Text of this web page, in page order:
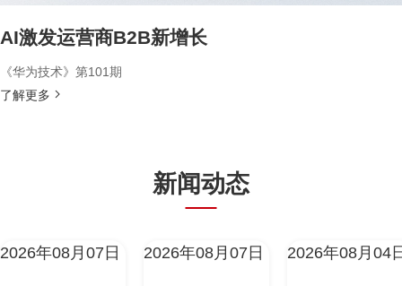
AI激发运营商B2B新增长
《华为技术》第101期
了解更多
新闻动态
2026年08月07日 2026年08月07日 2026年08月04